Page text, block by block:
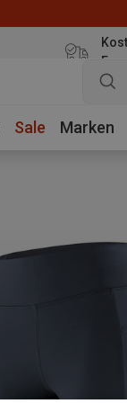
Sale Marken